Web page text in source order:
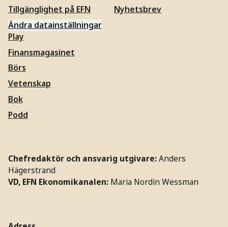
Tillgänglighet på EFN
Ändra datainställningar
Nyhetsbrev
Play
Finansmagasinet
Börs
Vetenskap
Bok
Podd
Chefredaktör och ansvarig utgivare: Anders
Hägerstrand
VD, EFN Ekonomikanalen: Maria Nordin Wessman